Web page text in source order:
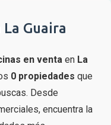
Guaira
en venta en La
0 propiedades que
Desde
encuentra la